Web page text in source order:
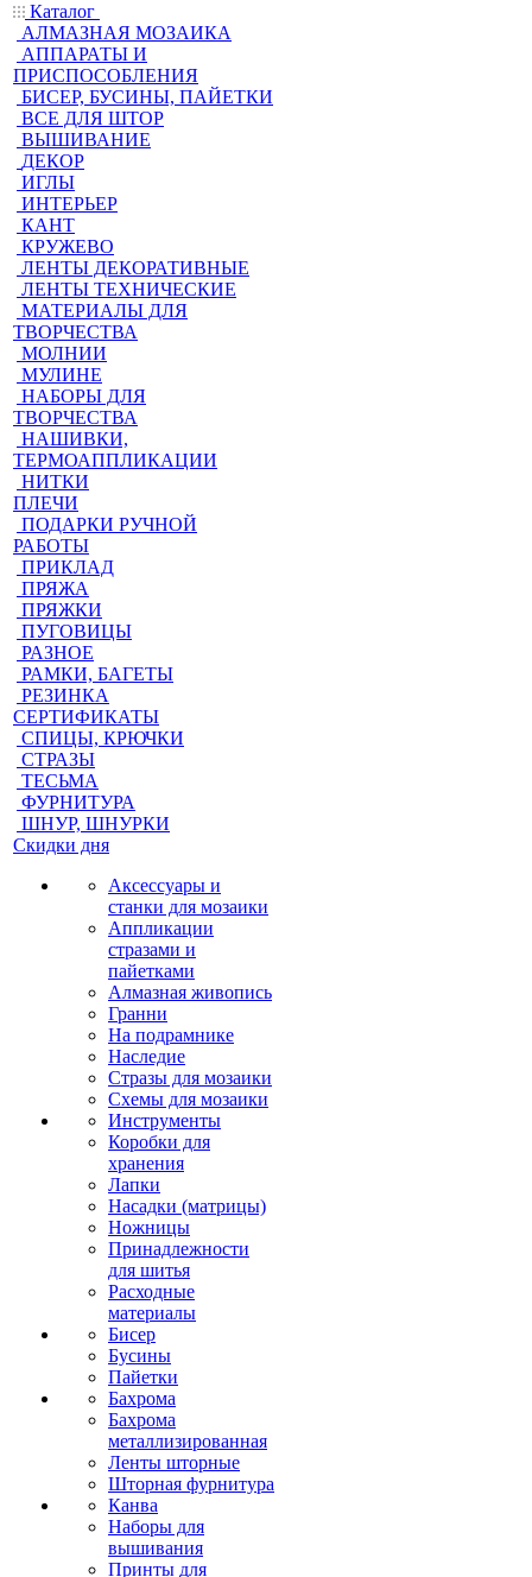
Каталог
АЛМАЗНАЯ МОЗАИКА
АППАРАТЫ И
ПРИСПОСОБЛЕНИЯ
БИСЕР, БУСИНЫ, ПАЙЕТКИ
ВСЕ ДЛЯ ШТОР
ВЫШИВАНИЕ
ДЕКОР
ИГЛЫ
ИНТЕРЬЕР
КАНТ
КРУЖЕВО
ЛЕНТЫ ДЕКОРАТИВНЫЕ
ЛЕНТЫ ТЕХНИЧЕСКИЕ
МАТЕРИАЛЫ ДЛЯ
ТВОРЧЕСТВА
МОЛНИИ
МУЛИНЕ
НАБОРЫ ДЛЯ
ТВОРЧЕСТВА
НАШИВКИ,
ТЕРМОАППЛИКАЦИИ
НИТКИ
ПЛЕЧИ
ПОДАРКИ РУЧНОЙ
РАБОТЫ
ПРИКЛАД
ПРЯЖА
ПРЯЖКИ
ПУГОВИЦЫ
РАЗНОЕ
РАМКИ, БАГЕТЫ
РЕЗИНКА
СЕРТИФИКАТЫ
СПИЦЫ, КРЮЧКИ
СТРАЗЫ
ТЕСЬМА
ФУРНИТУРА
ШНУР, ШНУРКИ
Скидки дня
Аксессуары и
станки для мозаики
Аппликации
стразами и
пайетками
Алмазная живопись
Гранни
На подрамнике
Наследие
Стразы для мозаики
Схемы для мозаики
Инструменты
Коробки для
хранения
Лапки
Насадки (матрицы)
Ножницы
Принадлежности
для шитья
Расходные
материалы
Бисер
Бусины
Пайетки
Бахрома
Бахрома
металлизированная
Ленты шторные
Шторная фурнитура
Канва
Наборы для
вышивания
Принты для